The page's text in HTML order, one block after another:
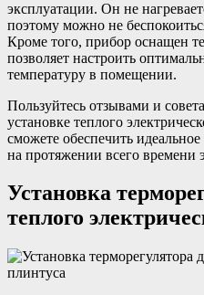
эксплуатации. Он не
поэтому можно не
Кроме того, прибор оснащен
позволяет настроить
температуру в помещении.
Пользуйтесь отзывами и
установке теплого
сможете обеспечить
на протяжении всего времени
Установка
теплого